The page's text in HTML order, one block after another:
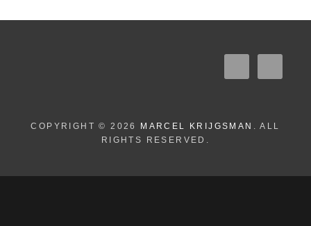
COPYRIGHT © 2026 MARCEL KRIJGSMAN . ALL
RIGHTS RESERVED.